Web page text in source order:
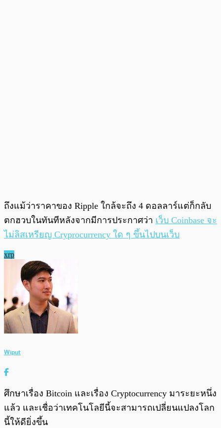
ถึงแม้ว่าราคาของ Ripple ใกล้จะถึง 4 ดอลลาร์แต่ก็กลับ
ตกฮวบในทันทีหลังจากมีการประกาศว่า เว็บ Coinbase จะ
ไม่ลิสเหรียญ Cryprocurrency ใด ๆ ขึ้นไปบนเว็บ
xrp
Wiput
ศึกษาเรื่อง Bitcoin และเรื่อง Cryptocurrency มาระยะหนึ่ง
แล้ว และเชื่อว่าเทคโนโลยีนี้จะสามารถเปลี่ยนแปลงโลก
นี้ให้ดียิ่งขึ้น